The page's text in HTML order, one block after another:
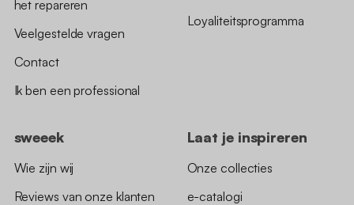
het repareren
Veelgestelde vragen
Contact
Ik ben een professional
Loyaliteitsprogramma
sweeek
Wie zijn wij
Reviews van onze klanten
Laat je inspireren
Onze collecties
e-catalogi